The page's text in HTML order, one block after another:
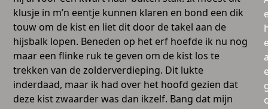
klusje in m’n eentje kunnen klaren en bond een dik
touw om de kist en liet dit door de takel aan de
hijsbalk lopen. Beneden op het erf hoefde ik nu nog
maar een flinke ruk te geven om de kist los te
trekken van de zolderverdieping. Dit lukte
inderdaad, maar ik had over het hoofd gezien dat
deze kist zwaarder was dan ikzelf. Bang dat mijn